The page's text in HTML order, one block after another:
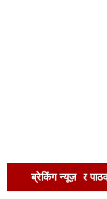
ब्रेकिंग न्यूज़
: नवीन कुमार पाठक !